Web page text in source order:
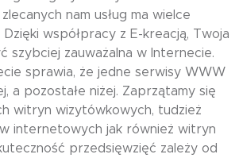
nam usług ma wielce
współpracy z E-kreacją, Twoja
szybciej zauważalna w Internecie.
sprawia, że jedne serwisy WWW
a pozostałe niżej. Zaprzątamy się
witryn wizytówkowych, tudzież
internetowych jak również witryn
przedsięwzięć zależy od